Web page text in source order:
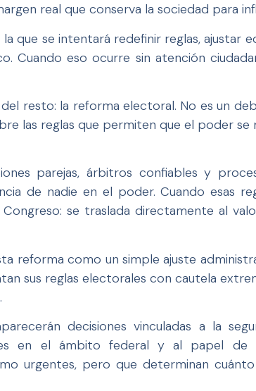
real que conserva la sociedad para
que se intentará redefinir reglas, ajustar
eso ocurre sin atención
resto: la reforma electoral. No es un
las reglas que permiten que el poder se
parejas, árbitros confiables y
de nadie en el poder. Cuando esas
se traslada directamente al
reforma como un simple ajuste
sus reglas electorales con cautela
decisiones vinculadas a la
en el ámbito federal y al papel de
urgentes, pero que determinan